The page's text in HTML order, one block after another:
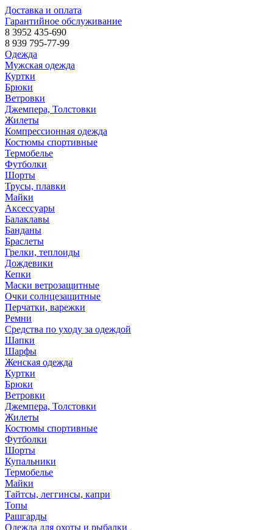
Доставка и оплата
Гарантийное обслуживание
8 3952 435-690
8 939 795-77-99
Одежда
Мужская одежда
Куртки
Брюки
Ветровки
Джемпера, Толстовки
Жилеты
Компрессионная одежда
Костюмы спортивные
Термобелье
Футболки
Шорты
Трусы, плавки
Майки
Аксессуары
Балаклавы
Банданы
Браслеты
Грелки, теплоиды
Дождевики
Кепки
Маски ветрозащитные
Очки солнцезащитные
Перчатки, варежки
Ремни
Средства по уходу за одеждой
Шапки
Шарфы
Женская одежда
Куртки
Брюки
Ветровки
Джемпера, Толстовки
Жилеты
Костюмы спортивные
Футболки
Шорты
Купальники
Термобелье
Майки
Тайтсы, леггинсы, капри
Топы
Рашгарды
Одежда для охоты и рыбалки